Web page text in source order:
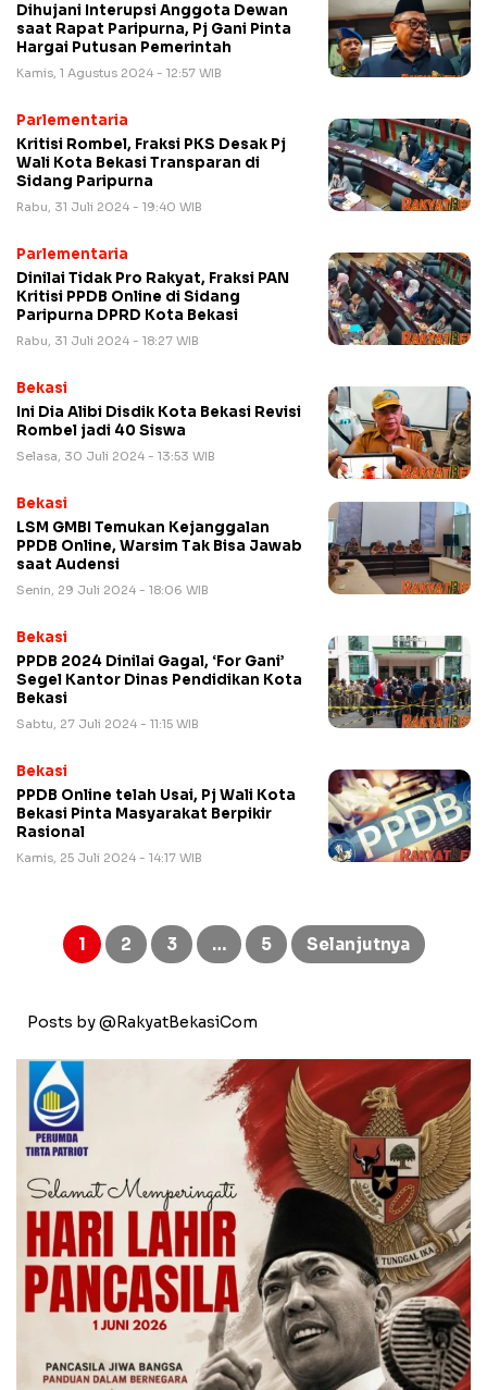
Dihujani Interupsi Anggota Dewan
saat Rapat Paripurna, Pj Gani Pinta
Hargai Putusan Pemerintah
Kamis, 1 Agustus 2024 - 12:57 WIB
Parlementaria
Kritisi Rombel, Fraksi PKS Desak Pj
Wali Kota Bekasi Transparan di
Sidang Paripurna
Rabu, 31 Juli 2024 - 19:40 WIB
Parlementaria
Dinilai Tidak Pro Rakyat, Fraksi PAN
Kritisi PPDB Online di Sidang
Paripurna DPRD Kota Bekasi
Rabu, 31 Juli 2024 - 18:27 WIB
Bekasi
Ini Dia Alibi Disdik Kota Bekasi Revisi
Rombel jadi 40 Siswa
Selasa, 30 Juli 2024 - 13:53 WIB
Bekasi
LSM GMBI Temukan Kejanggalan
PPDB Online, Warsim Tak Bisa Jawab
saat Audensi
Senin, 29 Juli 2024 - 18:06 WIB
Bekasi
PPDB 2024 Dinilai Gagal, ‘For Gani’
Segel Kantor Dinas Pendidikan Kota
Bekasi
Sabtu, 27 Juli 2024 - 11:15 WIB
Bekasi
PPDB Online telah Usai, Pj Wali Kota
Bekasi Pinta Masyarakat Berpikir
Rasional
Kamis, 25 Juli 2024 - 14:17 WIB
Paginasi
pos
1 2 3 … 5 Selanjutnya
Posts by @RakyatBekasiCom